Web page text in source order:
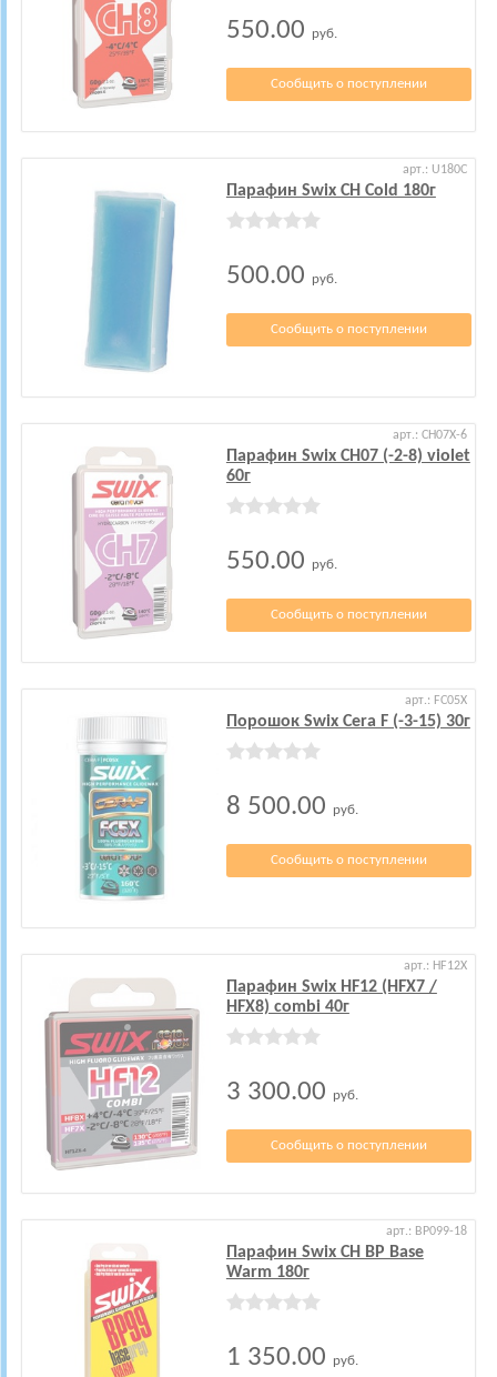
550.00 руб.
Сообщить о поступлении
арт.: U180C
Парафин Swix CH Cold 180г
500.00 руб.
Сообщить о поступлении
арт.: CH07X-6
Парафин Swix CH07 (-2-8) violet
60г
550.00 руб.
Сообщить о поступлении
арт.: FC05X
Порошок Swix Cera F (-3-15) 30г
8 500.00 руб.
Сообщить о поступлении
арт.: HF12X
Парафин Swix HF12 (HFX7 /
HFX8) combi 40г
3 300.00 руб.
Сообщить о поступлении
арт.: BP099-18
Парафин Swix CH BP Base
Warm 180г
1 350.00 руб.